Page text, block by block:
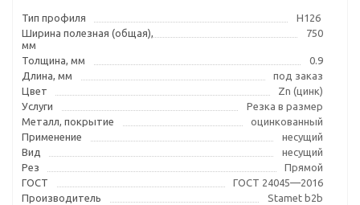
Тип профиля
Н126
Ширина полезная (общая),
мм
750
Толщина, мм
0.9
Длина, мм
под заказ
Цвет
Zn (цинк)
Услуги
Резка в размер
Металл, покрытие
оцинкованный
Применение
несущий
Вид
несущий
Рез
Прямой
ГОСТ
ГОСТ 24045—2016
Производитель
Stamet b2b